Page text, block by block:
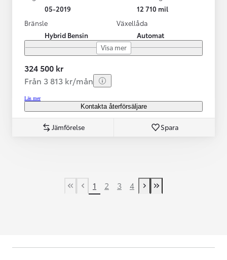
05-2019
12 710 mil
Bränsle
Hybrid Bensin
Växellåda
Automat
Visa mer
324 500 kr
Från 3 813 kr/mån
Läs mer
Kontakta återförsäljare
Jämförelse Spara
First Page
Previous page
1 2 3 4
Next page
Last Page